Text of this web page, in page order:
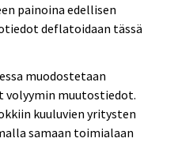
painoina edellisen
deflatoidaan tässä
muodostetaan
muutostiedot.
kuuluvien yritysten
samaan toimialaan